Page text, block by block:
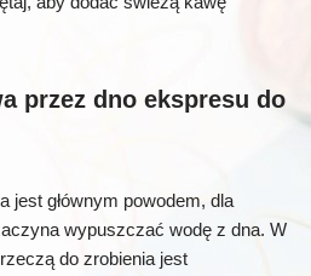
przez dno ekspresu do
jest głównym powodem, dla
wypuszczać wodę z dna. W
do zrobienia jest